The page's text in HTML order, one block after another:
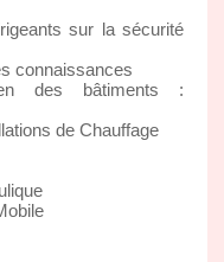
sur la sécurité
connaissances
des bâtiments :
de Chauffage